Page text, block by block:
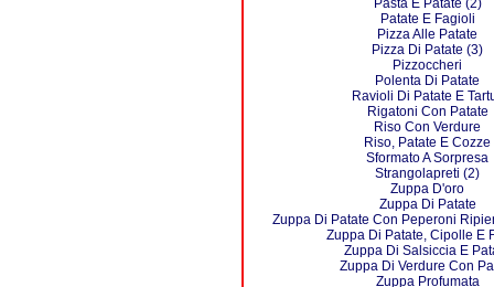
Pasta E Patate (2)
Patate E Fagioli
Pizza Alle Patate
Pizza Di Patate (3)
Pizzoccheri
Polenta Di Patate
Ravioli Di Patate E
Rigatoni Con Patate
Riso Con Verdure
Riso, Patate E Cozze
Sformato A Sorpresa
Strangolapreti (2)
Zuppa D'oro
Zuppa Di Patate
Zuppa Di Patate Con Peperoni
Zuppa Di Patate, Cipolle E
Zuppa Di Salsiccia E
Zuppa Di Verdure Con
Zuppa Profumata